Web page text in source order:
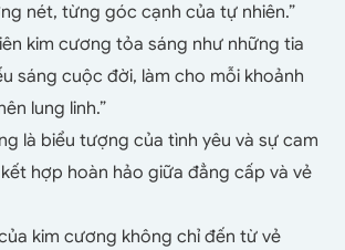
nét, từng góc cạnh của tự nhiên.”
kim cương tỏa sáng như những tia
sáng cuộc đời, làm cho mỗi khoảnh
lung linh.”
là biểu tượng của tình yêu và sự cam
hợp hoàn hảo giữa đẳng cấp và vẻ
kim cương không chỉ đến từ vẻ